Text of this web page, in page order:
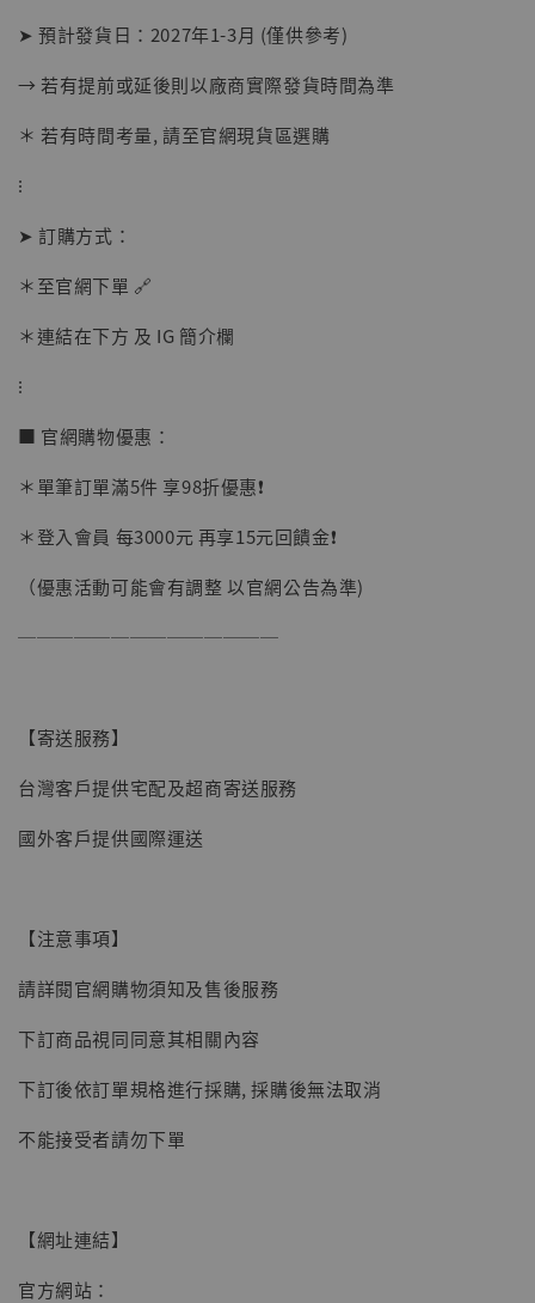
【店內現貨】海賊王 系列蒐藏雕像 布魯克達
摩 [7STARS Studio]
子彈飛 鵝城縣長 張麻子 [BK01]
NT$ 4,980
加入購物車
➤ 預計發貨日：2027年1-3月 (僅供參考)
→ 若有提前或延後則以廠商實際發貨時間為準
＊ 若有時間考量, 請至官網現貨區選購
⁝
➤ 訂購方式：
＊至官網下單 🔗
＊連結在下方 及 IG 簡介欄
⁝
■ 官網購物優惠：
＊單筆訂單滿5件 享98折優惠❗️
＊登入會員 每3000元 再享15元回饋金❗️
（優惠活動可能會有調整 以官網公告為準)
──────────────
【寄送服務】
台灣客戶提供宅配及超商寄送服務
國外客戶提供國際運送
【注意事項】
請詳閱官網購物須知及售後服務
下訂商品視同同意其相關內容
下訂後依訂單規格進行採購, 採購後無法取消
不能接受者請勿下單
【網址連結】
官方網站：